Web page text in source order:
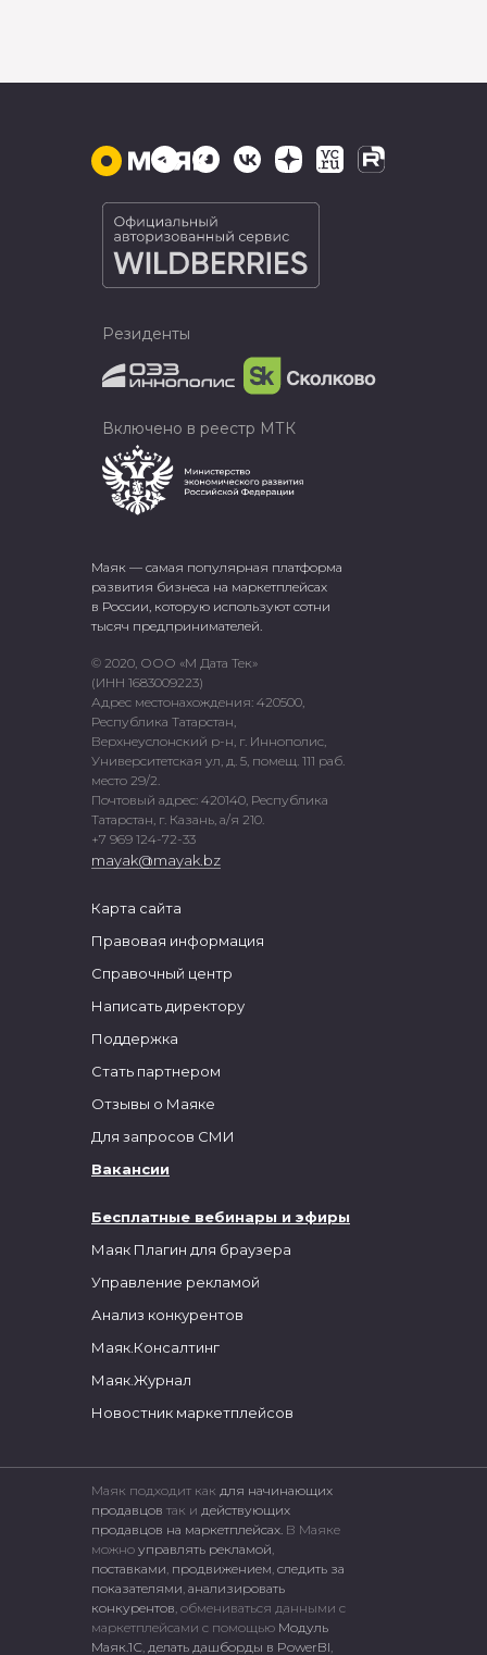
Маяк — самая популярная платформа
развития бизнеса на маркетплейсах
в России, которую используют сотни
тысяч предпринимателей.
© 2020, ООО «М Дата Тек»
(ИНН 1683009223)
Адрес местонахождения: 420500,
Республика Татарстан,
Верхнеуслонский р-н, г. Иннополис,
Университетская ул, д. 5, помещ. 111 раб.
место 29/2.
Почтовый адрес: 420140, Республика
Татарстан, г. Казань, а/я 210.
+7 969 124-72-33
mayak@mayak.bz
Бесплатные вебинары и эфиры
Маяк Плагин для браузера
Управление рекламой
Анализ конкурентов
Маяк.Консалтинг
Маяк.Журнал
Новостник маркетплейсов
Карта сайта
Правовая информация
Справочный центр
Написать директору
Поддержка
Стать партнером
Отзывы о Маяке
Для запросов СМИ
Вакансии
Резиденты
Включено в реестр МТК
Маяк подходит как для начинающих
продавцов так и действующих
продавцов на маркетплейсах. В Маяке
можно управлять рекламой,
поставками, продвижением, следить за
показателями, анализировать
конкурентов, обмениваться данными с
маркетплейсами c помощью Модуль
Маяк.1С, делать дашборды в PowerBI,